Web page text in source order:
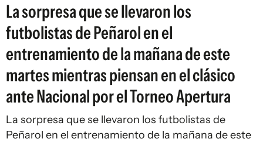
La sorpresa que se llevaron los
futbolistas de Peñarol en el
entrenamiento de la mañana de este
martes mientras piensan en el clásico
ante Nacional por el Torneo Apertura
La sorpresa que se llevaron los futbolistas de
Peñarol en el entrenamiento de la mañana de este